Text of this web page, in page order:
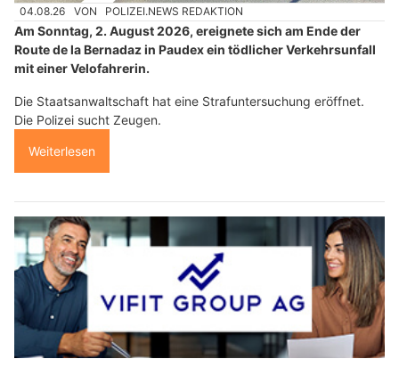
04.08.26 VON POLIZEI.NEWS REDAKTION
Am Sonntag, 2. August 2026, ereignete sich am Ende der
Route de la Bernadaz in Paudex ein tödlicher Verkehrsunfall
mit einer Velofahrerin.
Die Staatsanwaltschaft hat eine Strafuntersuchung eröffnet.
Die Polizei sucht Zeugen.
Weiterlesen